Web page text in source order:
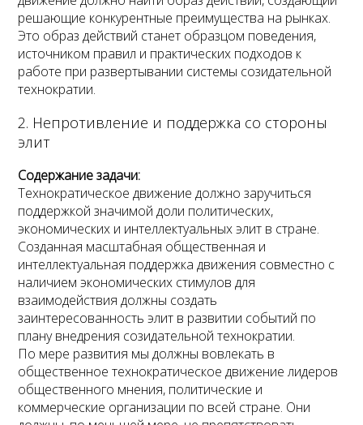
Подключение к СУПЕР широкого
комплекса участников
взаимодействия людей и
организаций посредством СУПЕР
Наличие стимулирования к
идентификации в информационной
среде
Доступ технократического движения
к технологиям искусственного
интеллекта
Наличие успешных образцов
распространения технологий (база
технологий)
решающие конкурентные преимущества на рынках.
Это образ действий станет образцом поведения,
источником правил и практических подходов к
работе при развертывании системы созидательной
технократии.
2. Непротивление и поддержка со стороны
элит
Содержание задачи:
Технократическое движение должно заручиться
поддержкой значимой доли политических,
экономических и интеллектуальных элит в стране.
Созданная масштабная общественная и
интеллектуальная поддержка движения совместно с
наличием экономических стимулов для
взаимодействия должны создать
заинтересованность элит в развитии событий по
плану внедрения созидательной технократии.
По мере развития мы должны вовлекать в
общественное технократическое движение лидеров
общественного мнения, политические и
коммерческие организации по всей стране. Они